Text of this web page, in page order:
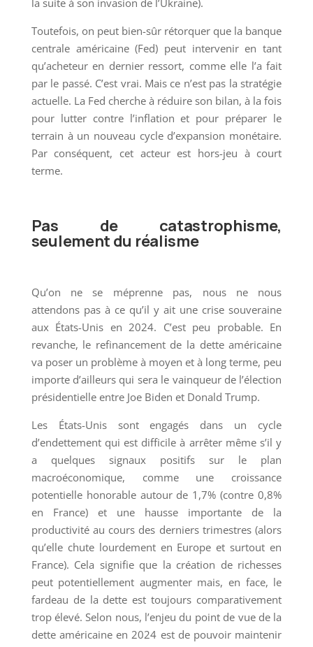
Toutefois, on peut bien-sûr rétorquer que la banque
centrale américaine (Fed) peut intervenir en tant
qu’acheteur en dernier ressort, comme elle l’a fait
par le passé. C’est vrai. Mais ce n’est pas la stratégie
actuelle. La Fed cherche à réduire son bilan, à la fois
pour lutter contre l’inflation et pour préparer le
terrain à un nouveau cycle d’expansion monétaire.
Par conséquent, cet acteur est hors-jeu à court
terme.
Pas de catastrophisme,
seulement du réalisme
Qu’on ne se méprenne pas, nous ne nous
attendons pas à ce qu’il y ait une crise souveraine
aux États-Unis en 2024. C’est peu probable. En
revanche, le refinancement de la dette américaine
va poser un problème à moyen et à long terme, peu
importe d’ailleurs qui sera le vainqueur de l’élection
présidentielle entre Joe Biden et Donald Trump.
Les États-Unis sont engagés dans un cycle
d’endettement qui est difficile à arrêter même s’il y
a quelques signaux positifs sur le plan
macroéconomique, comme une croissance
potentielle honorable autour de 1,7% (contre 0,8%
en France) et une hausse importante de la
productivité au cours des derniers trimestres (alors
qu’elle chute lourdement en Europe et surtout en
France). Cela signifie que la création de richesses
peut potentiellement augmenter mais, en face, le
fardeau de la dette est toujours comparativement
trop élevé. Selon nous, l’enjeu du point de vue de la
dette américaine en 2024 est de pouvoir maintenir